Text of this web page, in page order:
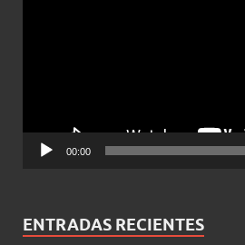
00:00
ENTRADAS RECIENTES